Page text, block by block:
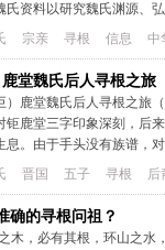
氏资料以研究魏氏渊源、
宗亲 寻根 信息 中
堂魏氏后人寻根之旅
）鹿堂魏氏后人寻根之旅
钜鹿堂三字印象深刻，后
息。由于手头没有族谱，
晋国 五子 寻根 后
确的寻根问祖？
木，必有其根，环山之水